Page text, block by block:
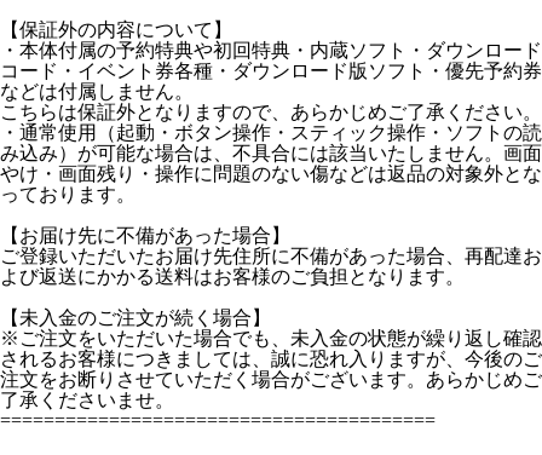
【保証外の内容について】
・本体付属の予約特典や初回特典・内蔵ソフト・ダウンロード
コード・イベント券各種・ダウンロード版ソフト・優先予約券
などは付属しません。
こちらは保証外となりますので、あらかじめご了承ください。
・通常使用（起動・ボタン操作・スティック操作・ソフトの読
み込み）が可能な場合は、不具合には該当いたしません。画面
やけ・画面残り・操作に問題のない傷などは返品の対象外とな
っております。
【お届け先に不備があった場合】
ご登録いただいたお届け先住所に不備があった場合、再配達お
よび返送にかかる送料はお客様のご負担となります。
【未入金のご注文が続く場合】
※ご注文をいただいた場合でも、未入金の状態が繰り返し確認
されるお客様につきましては、誠に恐れ入りますが、今後のご
注文をお断りさせていただく場合がございます。あらかじめご
了承くださいませ。
========================================